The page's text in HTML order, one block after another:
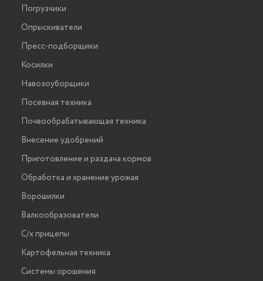
Погрузчики
Опрыскиватели
Пресс-подборщики
Косилки
Навозоуборщики
Посевная техника
Почвообрабатывающая техника
Внесение удобрений
Приготовление и раздача кормов
Обработка и хранение урожая
Ворошилки
Валкообразователи
С/х прицепы
Картофельная техника
Системы орошения